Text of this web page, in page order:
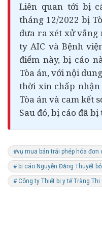
Liên quan tới bị
tháng 12/2022 bị
đưa ra xét xử vắng
ty AIC và Bệnh
điểm này, bị cáo
Tòa án, với nội
thời xin chấp
Tòa án và cam kết
Sau đó, bị cáo đã
#vụ mua bán trái phép hóa đơn
# bị cáo Nguyễn Đăng Thuyết
# Công ty Thiết bị y tế Tràng Thi